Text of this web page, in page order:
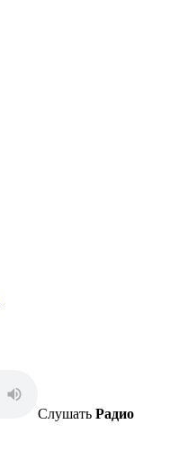
Слушать Радио